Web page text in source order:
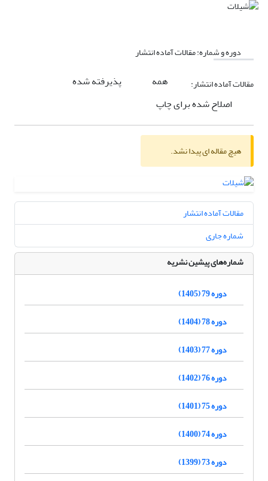
دوره و شماره:مقالات آماده انتشار
مقالات آماده انتشار:
همه
پذیرفته شده
اصلاح شده برای چاپ
هیچ مقاله ای پیدا نشد.
مقالات آماده انتشار
شماره جاری
شماره‌های پیشین نشریه
دوره 79 (1405)
دوره 78 (1404)
دوره 77 (1403)
دوره 76 (1402)
دوره 75 (1401)
دوره 74 (1400)
دوره 73 (1399)